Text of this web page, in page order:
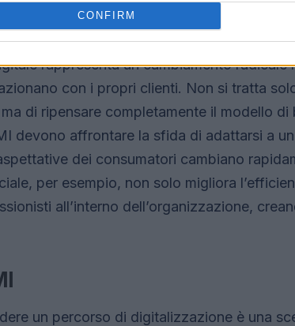
CONFIRM
Un Cambiamento
rappresenta un cambiamento radicale
con i propri clienti. Non si tratta
di ripensare completamente il modello di
devono affrontare la sfida di adattarsi a
dei consumatori cambiano
per esempio, non solo migliora
all’interno dell’organizzazione,
un percorso di digitalizzazione è una